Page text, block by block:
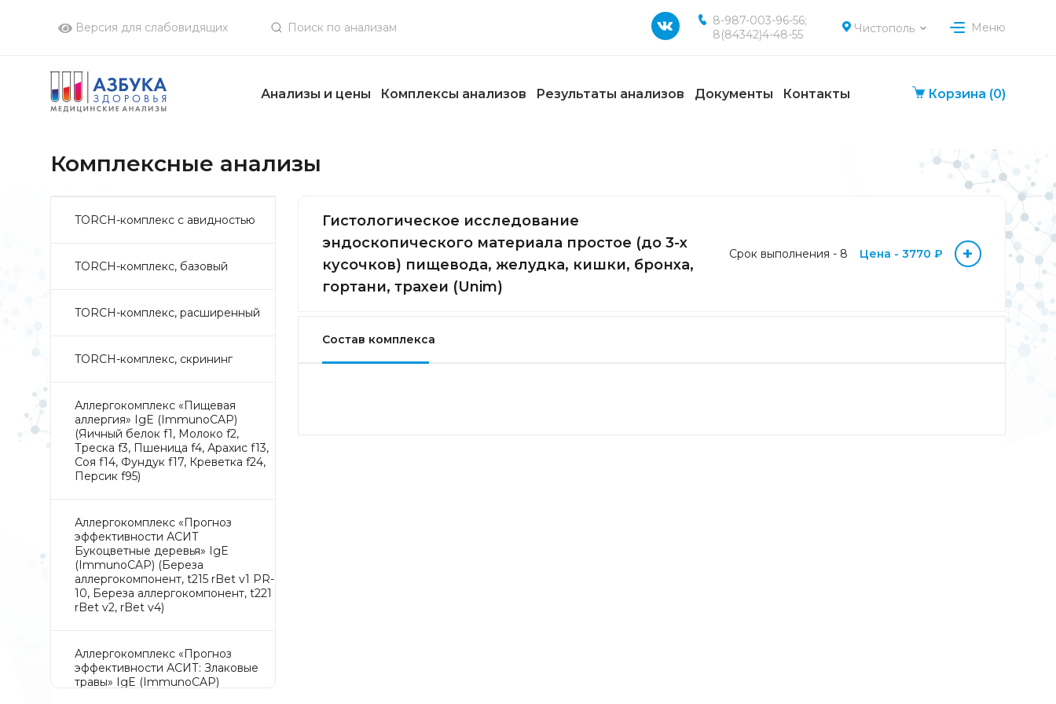
Версия для слабовидящих
8-987-003-96-56;
8(84342)4-48-55
Чистополь Меню
Анализы и цены Комплексы анализов Результаты анализов Документы Контакты Корзина (0)
Комплексные анализы
TORCH-комплекс с авидностью
TORCH-комплекс, базовый
TORCH-комплекс, расширенный
TORCH-комплекс, скрининг
Аллергокомплекс «Пищевая
аллергия» IgE (ImmunoCAP)
(Яичный белок f1, Молоко f2,
Треска f3, Пшеница f4, Арахис f13,
Соя f14, Фундук f17, Креветка f24,
Персик f95)
Аллергокомплекс «Прогноз
эффективности АСИТ
Букоцветные деревья» IgE
(ImmunoCAP) (Береза
аллергокомпонент, t215 rBet v1 PR-
10, Береза аллергокомпонент, t221
rBet v2, rBet v4)
Аллергокомплекс «Прогноз
эффективности АСИТ: Злаковые
травы» IgE (ImmunoCAP)
Гистологическое исследование
эндоскопического материала простое (до 3-х
кусочков) пищевода, желудка, кишки, бронха,
гортани, трахеи (Unim)
Срок выполнения - 8 Цена - 3770 ₽ +
Состав комплекса